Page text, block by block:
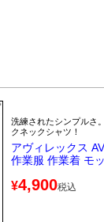
洗練されたシンプルさ
クネックシャツ！
アヴィレックス
作業服 作業着 モ
¥4,900税込